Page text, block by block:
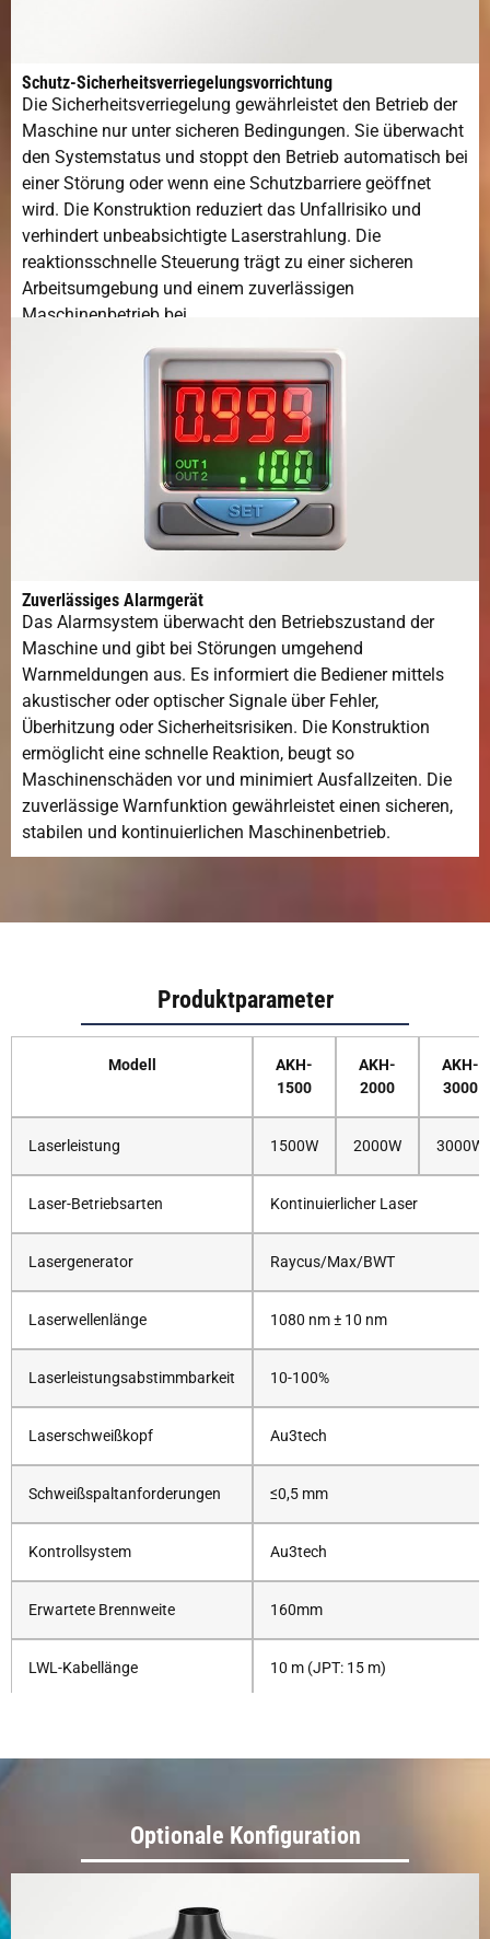
Schutz-Sicherheitsverriegelungsvorrichtung
Die Sicherheitsverriegelung gewährleistet den Betrieb der
Maschine nur unter sicheren Bedingungen. Sie überwacht
den Systemstatus und stoppt den Betrieb automatisch bei
einer Störung oder wenn eine Schutzbarriere geöffnet
wird. Die Konstruktion reduziert das Unfallrisiko und
verhindert unbeabsichtigte Laserstrahlung. Die
reaktionsschnelle Steuerung trägt zu einer sicheren
Arbeitsumgebung und einem zuverlässigen
Maschinenbetrieb bei.
Zuverlässiges Alarmgerät
Das Alarmsystem überwacht den Betriebszustand der
Maschine und gibt bei Störungen umgehend
Warnmeldungen aus. Es informiert die Bediener mittels
akustischer oder optischer Signale über Fehler,
Überhitzung oder Sicherheitsrisiken. Die Konstruktion
ermöglicht eine schnelle Reaktion, beugt so
Maschinenschäden vor und minimiert Ausfallzeiten. Die
zuverlässige Warnfunktion gewährleistet einen sicheren,
stabilen und kontinuierlichen Maschinenbetrieb.
Produktparameter
Modell
AKH-
1500
AKH-
2000
AKH-
3000
Laserleistung 1500W 2000W 3000W
Laser-Betriebsarten Kontinuierlicher Laser
Lasergenerator Raycus/Max/BWT
Laserwellenlänge 1080 nm ± 10 nm
Laserleistungsabstimmbarkeit 10-100%
Laserschweißkopf Au3tech
Schweißspaltanforderungen ≤0,5 mm
Kontrollsystem Au3tech
Erwartete Brennweite 160mm
LWL-Kabellänge 10 m (JPT: 15 m)
Spannung und Frequenz 380 V/220 V 50/60 h
Optionale Konfiguration